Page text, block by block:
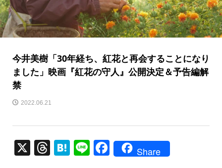
今井美樹「30年経ち、紅花と再会することになり
ました」映画『紅花の守人』公開決定＆予告編解
禁
2022.06.21
X
T
H
Li
F
Share